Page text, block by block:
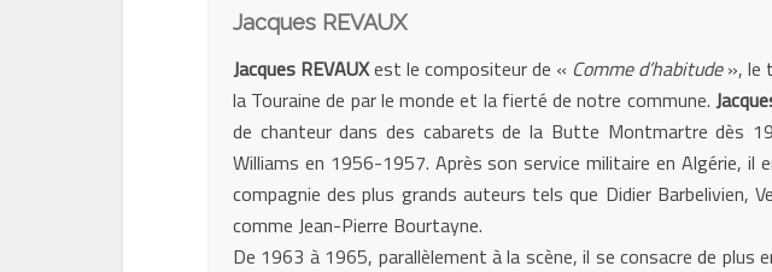
Jacques REVAUX
Jacques REVAUXest le compositeur de « Comme d’habitude», le
la Touraine de par le monde et la fierté de notre commune.
de chanteur dans des cabarets de la Butte Montmartre dès
Williams en 1956-1957. Après son service militaire en Algérie,
compagnie des plus grands auteurs tels que Didier Barbelivien,
comme Jean-Pierre Bourtayne.
De 1963 à 1965, parallèlement à la scène, il se consacre de plus